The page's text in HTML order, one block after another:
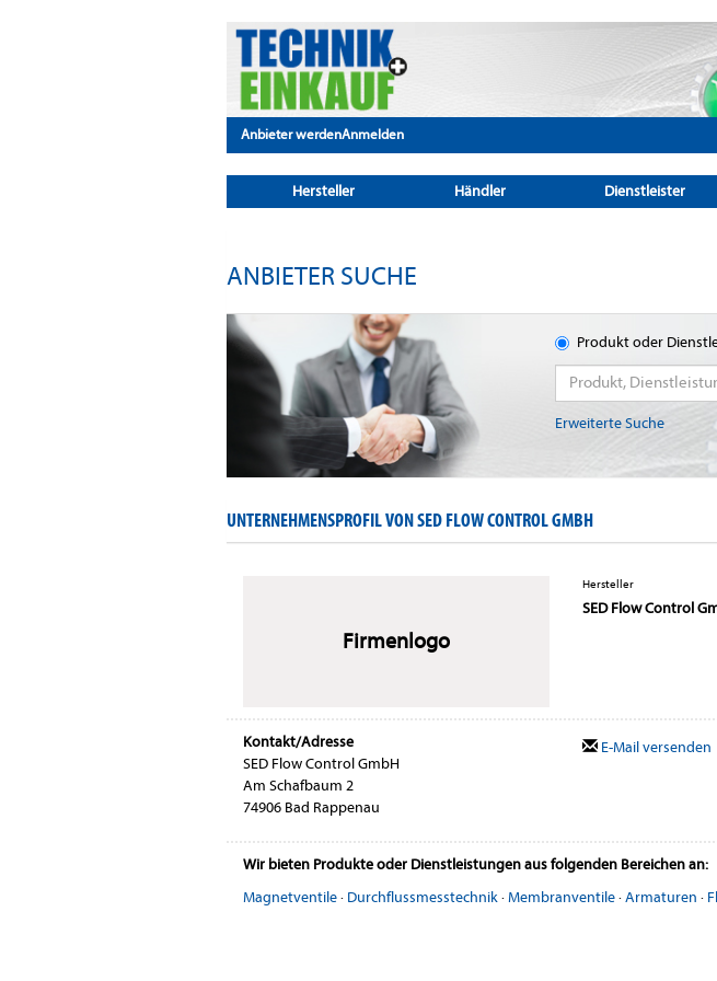
Anbieter werdenAnmelden
Hersteller Händler Dienstleister
ANBIETER SUCHE
Produkt oder
Erweiterte Suche
UNTERNEHMENSPROFIL VON SED FLOW CONTROL GMBH
Firmenlogo
Hersteller
SED Flow Control
Kontakt/Adresse
SED Flow Control GmbH
Am Schafbaum 2
74906 Bad Rappenau
E-Mail versenden
Wir bieten Produkte oder Dienstleistungen aus folgenden Bereichen an:
Magnetventile· Durchflussmesstechnik·Membranventile·Armaturen ·